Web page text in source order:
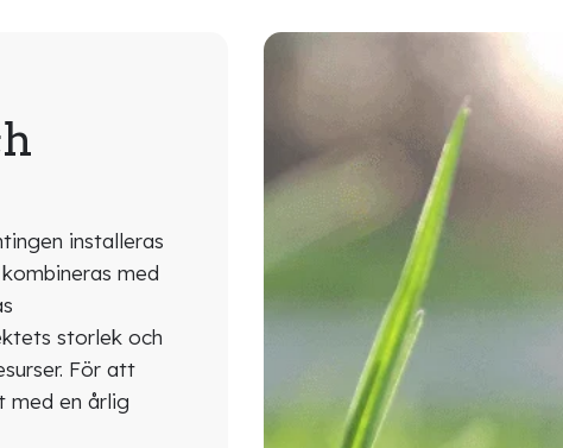
installeras
med
storlek och
För att
med en årlig